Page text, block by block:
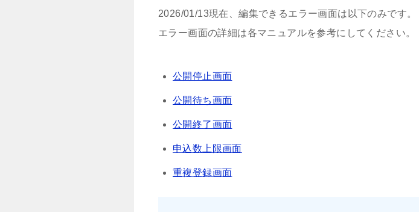
2026/01/13現在、編集できるエラー画面は以下のみです。
エラー画面の詳細は各マニュアルを参考にしてください。
公開停止画面
公開待ち画面
公開終了画面
申込数上限画面
重複登録画面